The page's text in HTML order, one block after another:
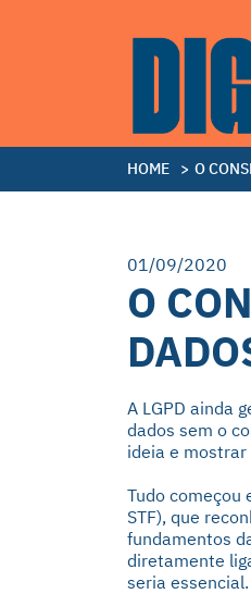
HOME > O
01/09/2020
O
A LGPD ainda
dados sem o
ideia e
Tudo começou
STF), que
fundamentos
diretamente
seria essencial.